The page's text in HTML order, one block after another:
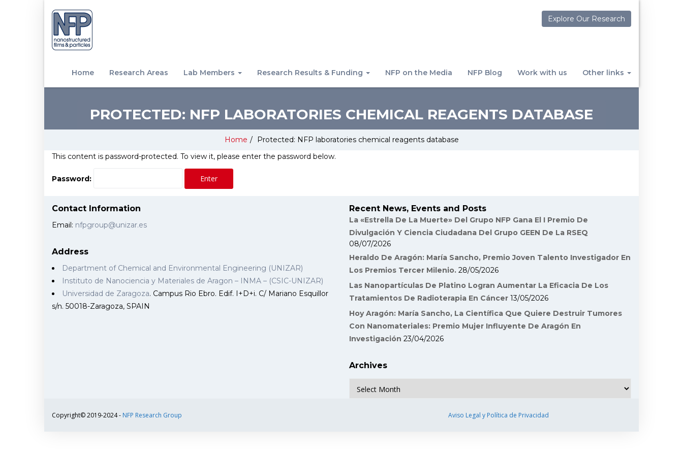
Explore Our Research
Home Research Areas Lab Members Research Results & Funding NFP on the Media NFP Blog Work with us Other links
PROTECTED: NFP LABORATORIES CHEMICAL REAGENTS DATABASE
Home / Protected: NFP laboratories chemical reagents database
This content is password-protected. To view it, please enter the password below.
Password:
Contact Information
Email: nfpgroup@unizar.es
Address
Department of Chemical and Environmental Engineering (UNIZAR)
Instituto de Nanociencia y Materiales de Aragon – INMA – (CSIC-UNIZAR)
Universidad de Zaragoza. Campus Rio Ebro. Edif. I+D+i. C/ Mariano Esquillor
s/n. 50018-Zaragoza, SPAIN
Recent News, Events and Posts
La «Estrella De La Muerte» Del Grupo NFP Gana El I Premio De
Divulgación Y Ciencia Ciudadana Del Grupo GEEN De La RSEQ
08/07/2026
Heraldo De Aragón: María Sancho, Premio Joven Talento Investigador En
Los Premios Tercer Milenio. 28/05/2026
Las Nanopartículas De Platino Logran Aumentar La Eficacia De Los
Tratamientos De Radioterapia En Cáncer 13/05/2026
Hoy Aragón: María Sancho, La Científica Que Quiere Destruir Tumores
Con Nanomateriales: Premio Mujer Influyente De Aragón En
Investigación 23/04/2026
Archives
Copyright© 2019-2024 - NFP Research Group Aviso Legal y Política de Privacidad